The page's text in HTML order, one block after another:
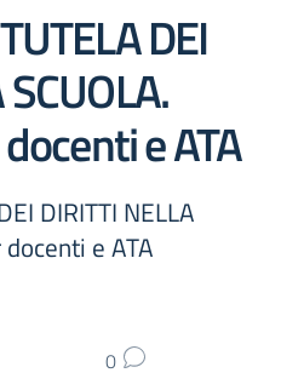
DEI
e ATA
DIRITTI NELLA
e ATA
0